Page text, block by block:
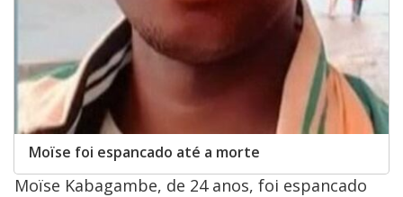
Moïse foi espancado até a morte
Moïse Kabagambe, de 24 anos, foi espancado